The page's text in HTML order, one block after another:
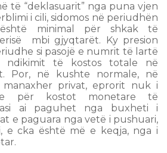
të “deklasuarit” nga puna vjen
i cili, sidomos në periudhën
minimal për shkak të
mbi gjyqtarët. Ky presion
si pasojë e numrit të lartë
ndikimit të kostos totale në
Por, në kushte normale, në
privat, eprorit nuk i
për kostot monetare të
ai paguhet nga buxheti i
e paguara nga vetë i pushuari,
e cka është më e keqja, nga i